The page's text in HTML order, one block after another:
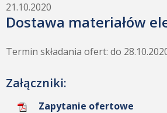
21.10.2020
Dostawa materiałów
Termin składania ofert: do
Załączniki:
Zapytanie ofertowe